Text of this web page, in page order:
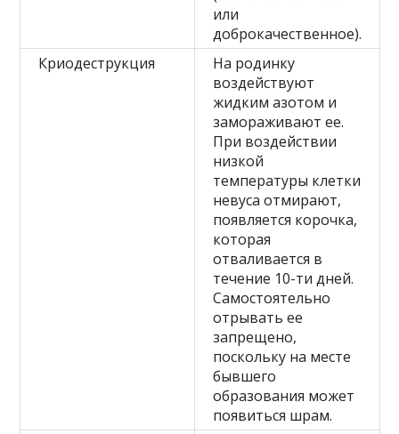
или
доброкачественное).
Криодеструкция
На родинку
воздействуют
жидким азотом и
замораживают ее.
При воздействии
низкой
температуры клетки
невуса отмирают,
появляется корочка,
которая
отваливается в
течение 10-ти дней.
Самостоятельно
отрывать ее
запрещено,
поскольку на месте
бывшего
образования может
появиться шрам.